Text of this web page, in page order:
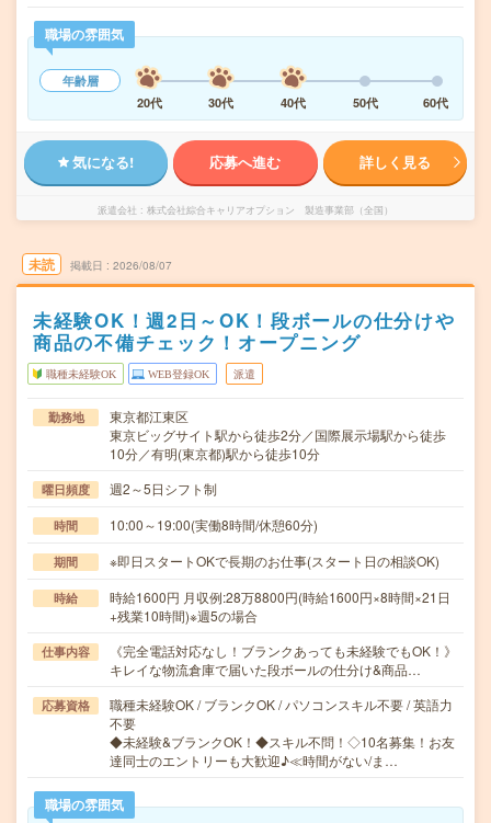
職場の雰囲気
年齢層
20代
30代 40代 50代 60代
気になる! 応募へ進む 詳しく見る
派遣会社 株式会社綜合キャリアオプション 製造事業部（全国）
未読 掲載日 2026/08/07
未経験OK！週2日～OK！段ボールの仕分けや
商品の不備チェック！オープニング
職種未経験OK WEB登録OK 派遣
勤務地
東京都江東区
東京ビッグサイト駅から徒歩2分／国際展示場駅から徒歩
10分／有明(東京都)駅から徒歩10分
曜日頻度 週2～5日シフト制
時間 10:00～19:00(実働8時間/休憩60分)
期間 ※即日スタートOKで長期のお仕事(スタート日の相談OK)
時給
時給1600円 月収例:28万8800円(時給1600円×8時間×21日
+残業10時間)※週5の場合
仕事内容
《完全電話対応なし！ブランクあっても未経験でもOK！》
キレイな物流倉庫で届いた段ボールの仕分け&商品…
応募資格
職種未経験OK / ブランクOK / パソコンスキル不要 / 英語力
不要
◆未経験&ブランクOK！◆スキル不問！◇10名募集！お友
達同士のエントリーも大歓迎♪≪時間がない/ま…
職場の雰囲気